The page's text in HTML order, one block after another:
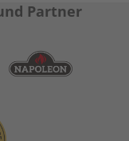
Partner